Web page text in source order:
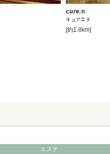
cure.n
キュアエヌ
[約1.8km]
エステ